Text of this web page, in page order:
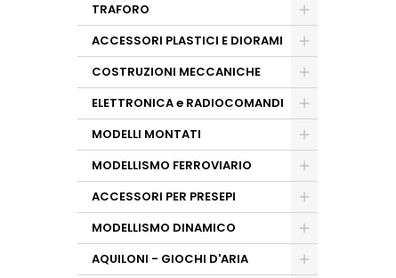
TRAFORO
ACCESSORI PLASTICI E DIORAMI
COSTRUZIONI MECCANICHE
ELETTRONICA e RADIOCOMANDI
MODELLI MONTATI
MODELLISMO FERROVIARIO
ACCESSORI PER PRESEPI
MODELLISMO DINAMICO
AQUILONI - GIOCHI D'ARIA